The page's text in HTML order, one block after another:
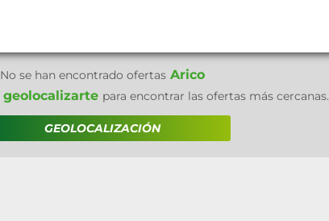
No se han encontrado ofertasArico
geolocalizarte para encontrar las ofertas más cercanas.
GEOLOCALIZACIÓN